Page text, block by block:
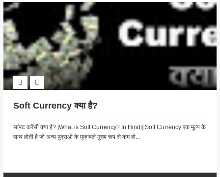
Soft Currency क्या है?
सॉफ्ट करेंसी क्या है? [What is Soft Currency? In Hindi] Soft Currency एक मूल्य के
साथ होती है जो अन्य मुद्राओं के मुकाबले मुख्य रूप से कम हो...